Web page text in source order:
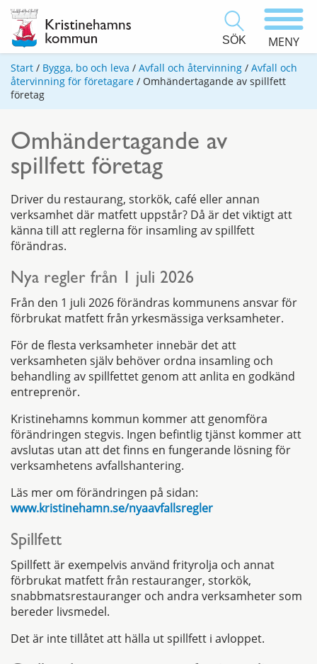
SÖK MENY
Start / Bygga, bo och leva / Avfall och återvinning / Avfall och
återvinning för företagare / Omhändertagande av spillfett
företag
Omhändertagande av
spillfett företag
Driver du restaurang, storkök, café eller annan
verksamhet där matfett uppstår? Då är det viktigt att
känna till att reglerna för insamling av spillfett
förändras.
Nya regler från 1 juli 2026
Från den 1 juli 2026 förändras kommunens ansvar för
förbrukat matfett från yrkesmässiga verksamheter.
För de flesta verksamheter innebär det att
verksamheten själv behöver ordna insamling och
behandling av spillfettet genom att anlita en godkänd
entreprenör.
Kristinehamns kommun kommer att genomföra
förändringen stegvis. Ingen befintlig tjänst kommer att
avslutas utan att det finns en fungerande lösning för
verksamhetens avfallshantering.
Läs mer om förändringen på sidan:
www.kristinehamn.se/nyaavfallsregler
Spillfett
Spillfett är exempelvis använd frityrolja och annat
förbrukat matfett från restauranger, storkök,
snabbmatsrestauranger och andra verksamheter som
bereder livsmedel.
Det är inte tillåtet att hälla ut spillfett i avloppet.